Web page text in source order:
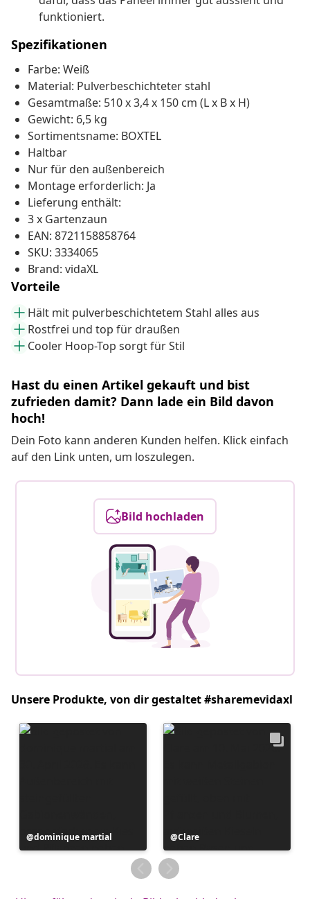
funktioniert.
Spezifikationen
Farbe: Weiß
Material: Pulverbeschichteter stahl
Gesamtmaße: 510 x 3,4 x 150 cm (L x B x H)
Gewicht: 6,5 kg
Sortimentsname: BOXTEL
Haltbar
Nur für den außenbereich
Montage erforderlich: Ja
Lieferung enthält:
3 x Gartenzaun
EAN: 8721158858764
SKU: 3334065
Brand: vidaXL
Vorteile
Hält mit pulverbeschichtetem Stahl alles aus
Rostfrei und top für draußen
Cooler Hoop-Top sorgt für Stil
Hast du einen Artikel gekauft und bist
zufrieden damit? Dann lade ein Bild davon
hoch!
Dein Foto kann anderen Kunden helfen. Klick einfach
auf den Link unten, um loszulegen.
Bild hochladen
Unsere Produkte, von dir gestaltet #sharemevidaxl
Beitrag
veröffentlicht
dominique martial
Beitrag
veröffentlicht
von
Clare